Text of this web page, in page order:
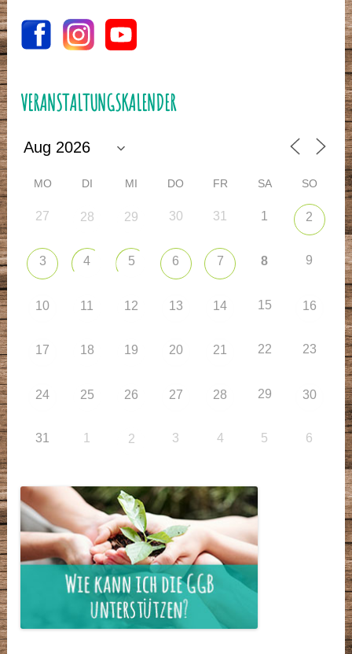
VERANSTALTUNGSKALENDER
MO DI MI DO FR SA SO
27 28 29 30 31 1 2
3 4 5 6 7 8 9
10 11 12 13 14 15 16
17 18 19 20 21 22 23
24 25 26 27 28 29 30
31 1 2 3 4 5 6